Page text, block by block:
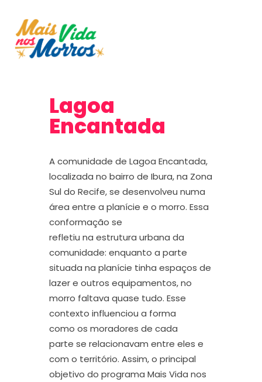
Lagoa
Encantada
A comunidade de Lagoa Encantada,
localizada no bairro de Ibura,na Zona
Sul do Recife,se desenvolveu numa
área entre a planície e o morro. Essa
conformação se
refletiu na estrutura urbana da
comunidade: enquanto a parte
situada na planície tinha espaços de
lazer e outros equipamentos,no
morro faltava quase tudo. Esse
contexto influenciou a forma
como os moradores de cada
parte se relacionavam entre eles e
com o território. Assim,o principal
objetivo do programa Mais Vida nos